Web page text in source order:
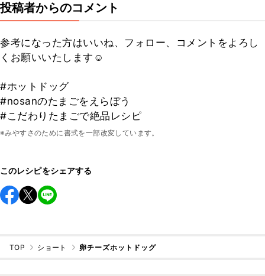
投稿者からのコメント
参考になった方はいいね、フォロー、コメントをよろし
くお願いいたします☺
#ホットドッグ
#nosanのたまごをえらぼう
#こだわりたまごで絶品レシピ
※みやすさのために書式を一部改変しています。
このレシピをシェアする
TOP ショート 卵チーズホットドッグ